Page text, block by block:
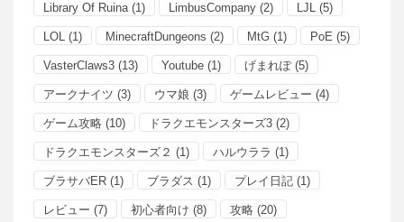
Library Of Ruina(1) LimbusCompany (2) LJL (5)
LOL (1) MinecraftDungeons (2) MtG (1) PoE (5)
VasterClaws3 (13) Youtube (1) げまれぽ(5)
アークナイツ (3) ウマ娘 (3) ゲームレビュー (4)
ゲーム攻略 (10) ドラクエモンスターズ3 (2)
ドラクエモンスターズ２ (1) ハルウララ (1)
ブラサバER (1) ブラダス (1) プレイ日記 (1)
レビュー (7) 初心者向け (8) 攻略 (20)